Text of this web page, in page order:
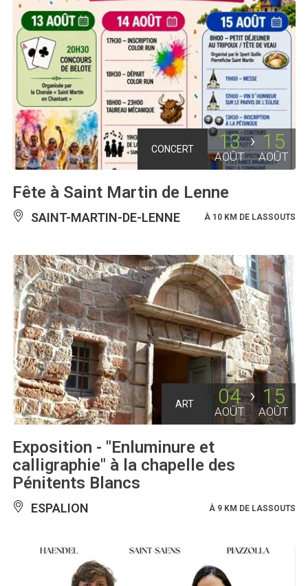
CONCERT 13
AOÛT
15
AOÛT
Fête à Saint Martin de Lenne
SAINT-MARTIN-DE-LENNE À 10 KM DE LASSOUTS
ART 04
AOÛT
15
AOÛT
Exposition - "Enluminure et
calligraphie" à la chapelle des
Pénitents Blancs
ESPALION À 9 KM DE LASSOUTS